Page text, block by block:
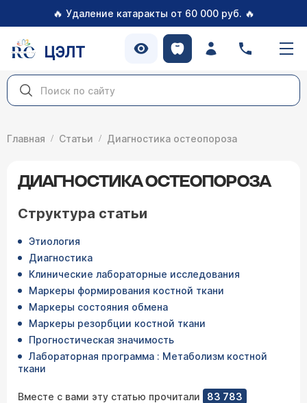
🔥 Удаление катаракты от 60 000 руб. 🔥
ЦЭЛТ
Главная Статьи Диагностика остеопороза
ДИАГНОСТИКА ОСТЕОПОРОЗА
Структура статьи
Этиология
Диагностика
Клинические лабораторные исследования
Маркеры формирования костной ткани
Маркеры состояния обмена
Маркеры резорбции костной ткани
Прогностическая значимость
Лабораторная программа : Метаболизм костной
ткани
Вместе с вами эту статью прочитали
83 783